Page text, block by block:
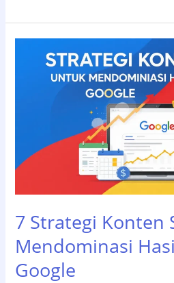
Membuat
Strategi
Konten
Website
7 Strategi Konten
Mendominasi
Google